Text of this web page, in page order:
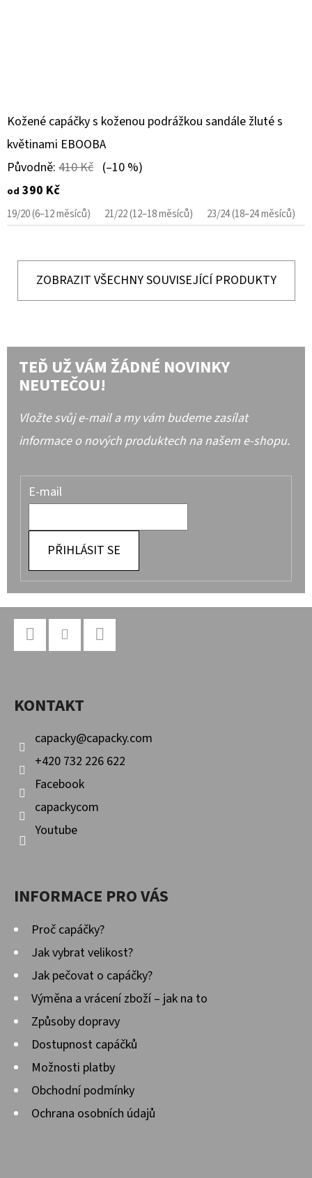
Kožené capáčky s koženou podrážkou sandále žluté s
květinami EBOOBA
Původně: 410 Kč (–10 %)
od 390 Kč
19/20 (6–12 měsíců) 21/22 (12–18 měsíců) 23/24 (18–24 měsíců)
ZOBRAZIT VŠECHNY SOUVISEJÍCÍ PRODUKTY
TEĎ UŽ VÁM ŽÁDNÉ NOVINKY
NEUTEČOU!
Vložte svůj e-mail a my vám budeme zasílat
informace o nových produktech na našem e-shopu.
E-mail
PŘIHLÁSIT SE
KONTAKT
capacky@capacky.com
+420 732 226 622
Facebook
capackycom
Youtube
INFORMACE PRO VÁS
Proč capáčky?
Jak vybrat velikost?
Jak pečovat o capáčky?
Výměna a vrácení zboží – jak na to
Způsoby dopravy
Dostupnost capáčků
Možnosti platby
Obchodní podmínky
Ochrana osobních údajů